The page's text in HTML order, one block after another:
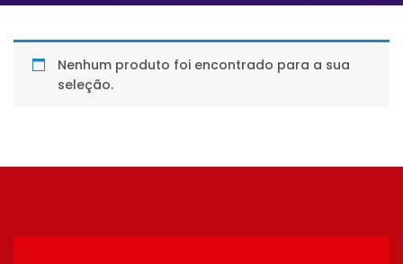
Nenhum produto foi encontrado para a sua
seleção.